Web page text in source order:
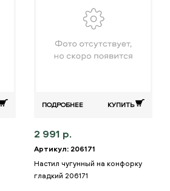
ПОДРОБНЕЕ КУПИТЬ
2 991 р.
Артикул: 206171
Настил чугунный на конфорку
гладкий 206171